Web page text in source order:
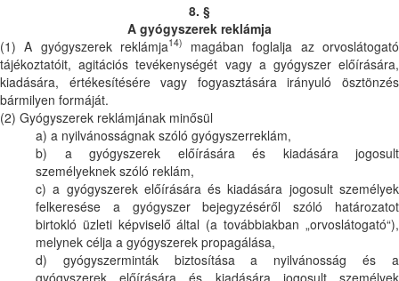
8. §
A gyógyszerek reklámja
(1) A gyógyszerek reklámja14)
magában foglalja az orvoslátogató
tájékoztatóit, agitációs tevékenységét vagy a gyógyszer előírására,
kiadására, értékesítésére vagy fogyasztására irányuló ösztönzés
bármilyen formáját.
(2) Gyógyszerek reklámjának minősül
a) a nyilvánosságnak szóló gyógyszerreklám,
b) a gyógyszerek előírására és kiadására jogosult
személyeknek szóló reklám,
c) a gyógyszerek előírására és kiadására jogosult személyek
felkeresése a gyógyszer bejegyzéséről szóló határozatot
birtokló üzleti képviselő által (a továbbiakban „orvoslátogató“),
melynek célja a gyógyszerek propagálása,
d) gyógyszerminták biztosítása a nyilvánosság és a
gyógyszerek előírására és kiadására jogosult személyek